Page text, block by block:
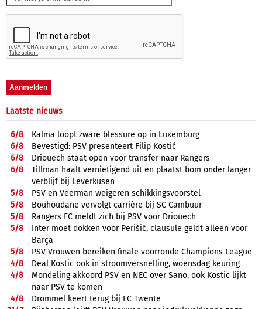
Laatste nieuws
6/8
Kalma loopt zware blessure op in Luxemburg
6/8
Bevestigd: PSV presenteert Filip Kostić
6/8
Driouech staat open voor transfer naar Rangers
6/8
Tillman haalt vernietigend uit en plaatst bom onder langer
verblijf bij Leverkusen
5/8
PSV en Veerman weigeren schikkingsvoorstel
5/8
Bouhoudane vervolgt carrière bij SC Cambuur
5/8
Rangers FC meldt zich bij PSV voor Driouech
5/8
Inter moet dokken voor Perišić, clausule geldt alleen voor
Barça
5/8
PSV Vrouwen bereiken finale voorronde Champions League
4/8
Deal Kostic ook in stroomversnelling, woensdag keuring
4/8
Mondeling akkoord PSV en NEC over Sano, ook Kostic lijkt
naar PSV te komen
4/8
Drommel keert terug bij FC Twente